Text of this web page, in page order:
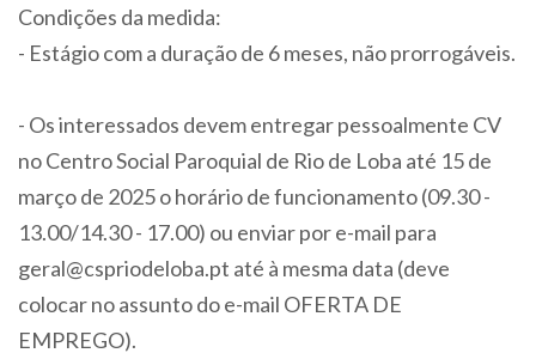
Condições da medida:
- Estágio com a duração de 6 meses, não prorrogáveis.
- Os interessados devem entregar pessoalmente CV
no Centro Social Paroquial de Rio de Loba até 15 de
março de 2025 o horário de funcionamento (09.30 -
13.00/14.30 - 17.00) ou enviar por e-mail para
geral@cspriodeloba.pt até à mesma data (deve
colocar no assunto do e-mail OFERTA DE
EMPREGO).